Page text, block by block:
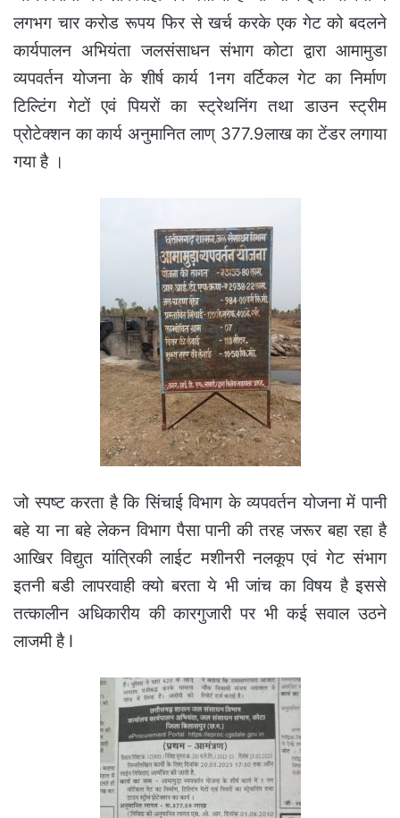
लगभग चार करोड रूपय फिर से खर्च करके एक गेट को बदलने
कार्यपालन अभियंता जलसंसाधन संभाग कोटा द्वारा आमामुडा
व्यपवर्तन योजना के शीर्ष कार्य 1नग वर्टिकल गेट का निर्माण
टिल्टिंग गेटों एवं पियरों का स्ट्रेथनिंग तथा डाउन स्ट्रीम
प्रोटेक्शन का कार्य अनुमानित लाण् 377.9लाख काटेंडर लगाया
गया है ।
जो स्पष्ट करता है कि सिंचाई विभाग के व्यपवर्तन योजना में पानी
बहे या ना बहे लेकन विभाग पैसा पानी की तरह जरूर बहा रहा है
आखिर विद्युत यांत्रिकी लाईट मशीनरी नलकूप एवं गेट संभाग
इतनी बडी लापरवाही क्यो बरता ये भी जांच का विषय है इससे
तत्कालीन अधिकारीय की कारगुजारी पर भी कई सवाल उठने
लाजमी है I